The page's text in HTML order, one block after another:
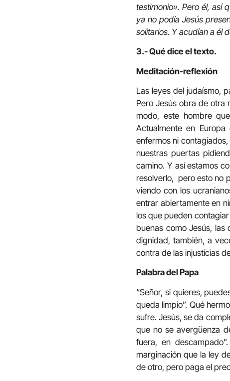
testimonio». Pero él, así
ya no podía Jesús
solitarios. Y acudían a él
3.- Qué dice el texto.
Meditación-reflexión
Las leyes del judaísmo,
Pero Jesús obra de otra
modo, este hombre
Actualmente en
enfermos ni
nuestras puertas
camino. Y así estamos
resolverlo, pero esto no
viendo con los
entrar abiertamente en
los que pueden
buenas como Jesús, las
dignidad, también, a
contra de las injusticias
Palabra del Papa
“Señor, si quieres,
queda limpio”. Qué
sufre. Jesús, se da
que no se avergüenza
fuera, en
marginación que la ley
de otro, pero paga el